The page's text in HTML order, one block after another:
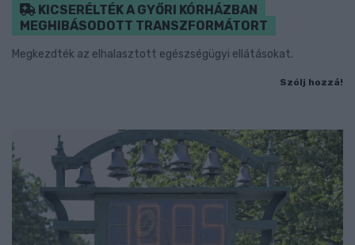
KICSERÉLTÉK A GYŐRI KÓRHÁZBAN
MEGHIBÁSODOTT TRANSZFORMÁTORT
Megkezdték az elhalasztott egészségügyi ellátásokat.
Szólj hozzá!